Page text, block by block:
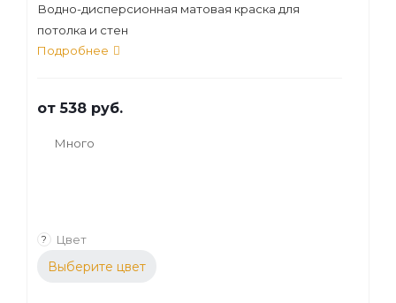
Водно-дисперсионная матовая краска для
потолка и стен
Подробнее
от538 руб.
Много
? Цвет
Выберите цвет